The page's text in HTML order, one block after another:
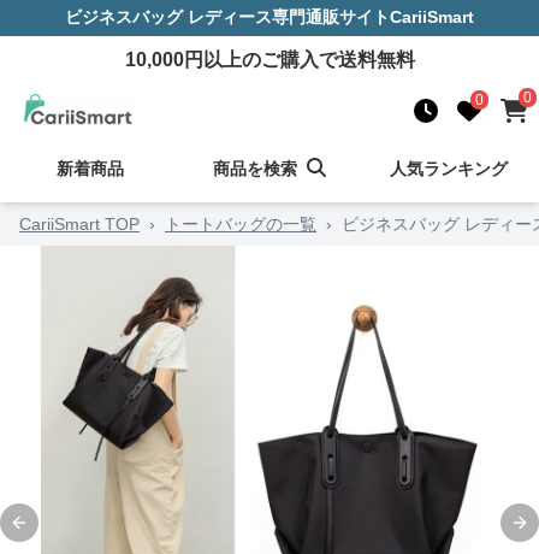
ビジネスバッグ レディース専門通販サイトCariiSmart
10,000円以上のご購入で送料無料
0 0
新着商品 商品を検索 人気ランキング
CariiSmart TOP › トートバッグの一覧 › ビジネスバッグ レディ
Previous slide